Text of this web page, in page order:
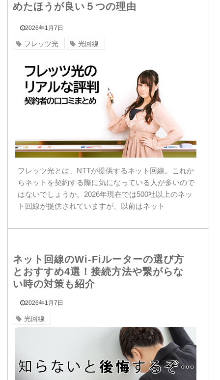
めたほうが良い５つの理由
2026年1月7日
フレッツ光 光回線
フレッツ光とは、NTTが提供するネット回線。これか
らネットを契約する際に気になっている人が多いので
はないでしょうか。2026年現在では500社以上のネッ
ト回線が提供されていますが、以前はネット
ネット回線のWi-Fiルーターの選び方
とおすすめ4選！接続方法や繋がらな
い時の対策も紹介
2026年1月7日
光回線